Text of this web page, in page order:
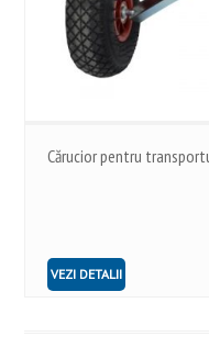
Cărucior pentru
VEZI DETALII